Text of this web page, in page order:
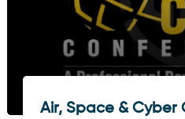
Air, Space & Cyber